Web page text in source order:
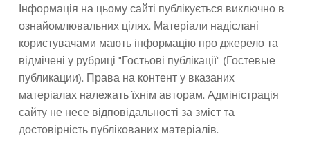
Інформація на цьому сайті публікується виключно в
ознайомлювальних цілях. Матеріали надіслані
користувачами мають інформацію про джерело та
відмічені у рубриці "Гостьові публікації" (Гостевые
публикации). Права на контент у вказаних
матеріалах належать їхнім авторам. Адміністрація
сайту не несе відповідальності за зміст та
достовірність публікованих матеріалів.